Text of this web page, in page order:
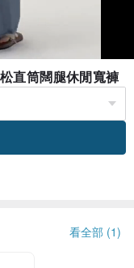
直筒闊腿休閒寬褲
看全部 (1)